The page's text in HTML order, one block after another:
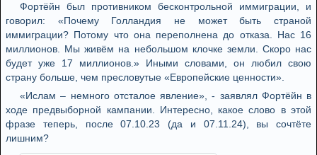
Фортёйн был противником бесконтрольной иммиграции, и
говорил: «Почему Голландия не может быть страной
иммиграции? Потому что она переполнена до отказа. Нас 16
миллионов. Мы живём на небольшом клочке земли. Скоро нас
будет уже 17 миллионов.» Иными словами, он любил свою
страну больше, чем пресловутые «Европейские ценности».
«Ислам – немного отсталое явление», - заявлял Фортёйн в
ходе предвыборной кампании. Интересно, какое слово в этой
фразе теперь, после 07.10.23 (да и 07.11.24), вы сочтёте
лишним?